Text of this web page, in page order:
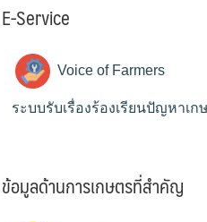
E-Service
Voice of Farmers
ระบบรับเรื่องร้องเรียนปัญหาเก
ข้อมูลด้านการเกษตรที่สำคัญ